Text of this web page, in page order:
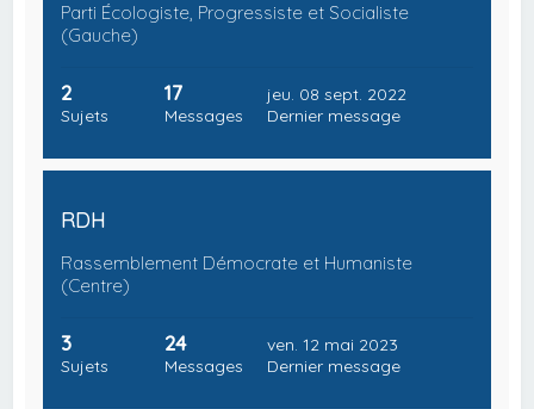
Parti Écologiste, Progressiste et Socialiste
(Gauche)
2
Sujets
17
Messages
jeu. 08 sept. 2022
Dernier message
RDH
Rassemblement Démocrate et Humaniste
(Centre)
3
Sujets
24
Messages
ven. 12 mai 2023
Dernier message